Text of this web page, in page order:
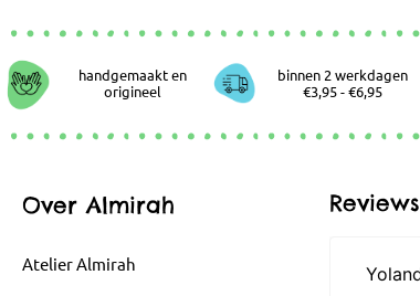
handgemaakt en
origineel
binnen 2 werkdagen
€3,95 - €6,95
Over Almirah
Atelier Almirah
Reviews